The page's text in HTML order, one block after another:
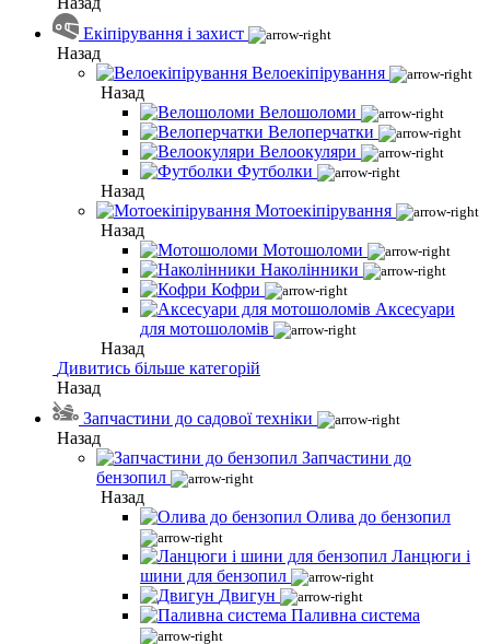
Екіпірування і захист
Назад
Велоекіпірування
Назад
Велошоломи
Велоперчатки
Велоокуляри
Футболки
Назад
Мотоекіпірування
Назад
Мотошоломи
Наколінники
Кофри
Аксесуари
для мотошоломів
Назад
Дивитись більше категорій
Назад
Запчастини до садової техніки
Назад
Запчастини до
бензопил
Назад
Олива до бензопил
Ланцюги і
шини для бензопил
Двигун
Паливна система